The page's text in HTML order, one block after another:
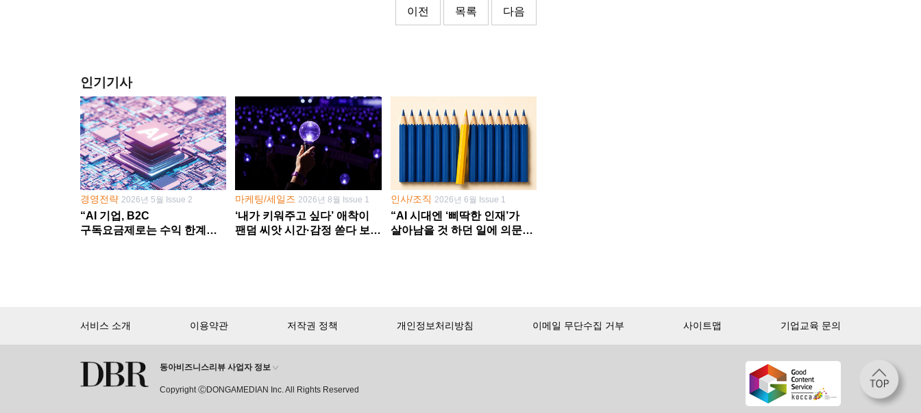
이전 목록 다음
인기기사
경영전략 2026년 5월 Issue 2
“AI 기업, B2C
구독요금제로는 수익 한계
마케팅/세일즈 2026년 8월 Issue 1
‘내가 키워주고 싶다’ 애착이
팬덤 씨앗 시간·감정 쏟다 보면
인사/조직 2026년 6월 Issue 1
“AI 시대엔 ‘삐딱한 인재’가
살아남을 것 하던 일에 의문
회원 가입만 해도, DBR 월정액 서비스 첫 달 무료!
첫 달 무제한 이용
서비스 소개 이용약관 저작권 정책 개인정보처리방침 이메일 무단수집 거부 사이트맵 기업교육 문의
동아비즈니스리뷰 사업자 정보
Copyright ⒸDONGAMEDIAN Inc. All Rights Reserved